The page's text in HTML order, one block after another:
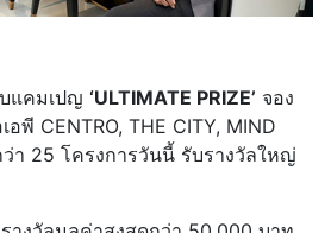
แคมเปญ ‘ULTIMATE PRIZE’ จอง
พี CENTRO, THE CITY, MIND
ว่า 25 โครงการวันนี้ รับรางวัลใหญ่